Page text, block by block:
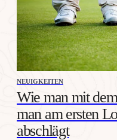
NEUIGKEITEN
Wie man mit
man am ersten
abschlägt